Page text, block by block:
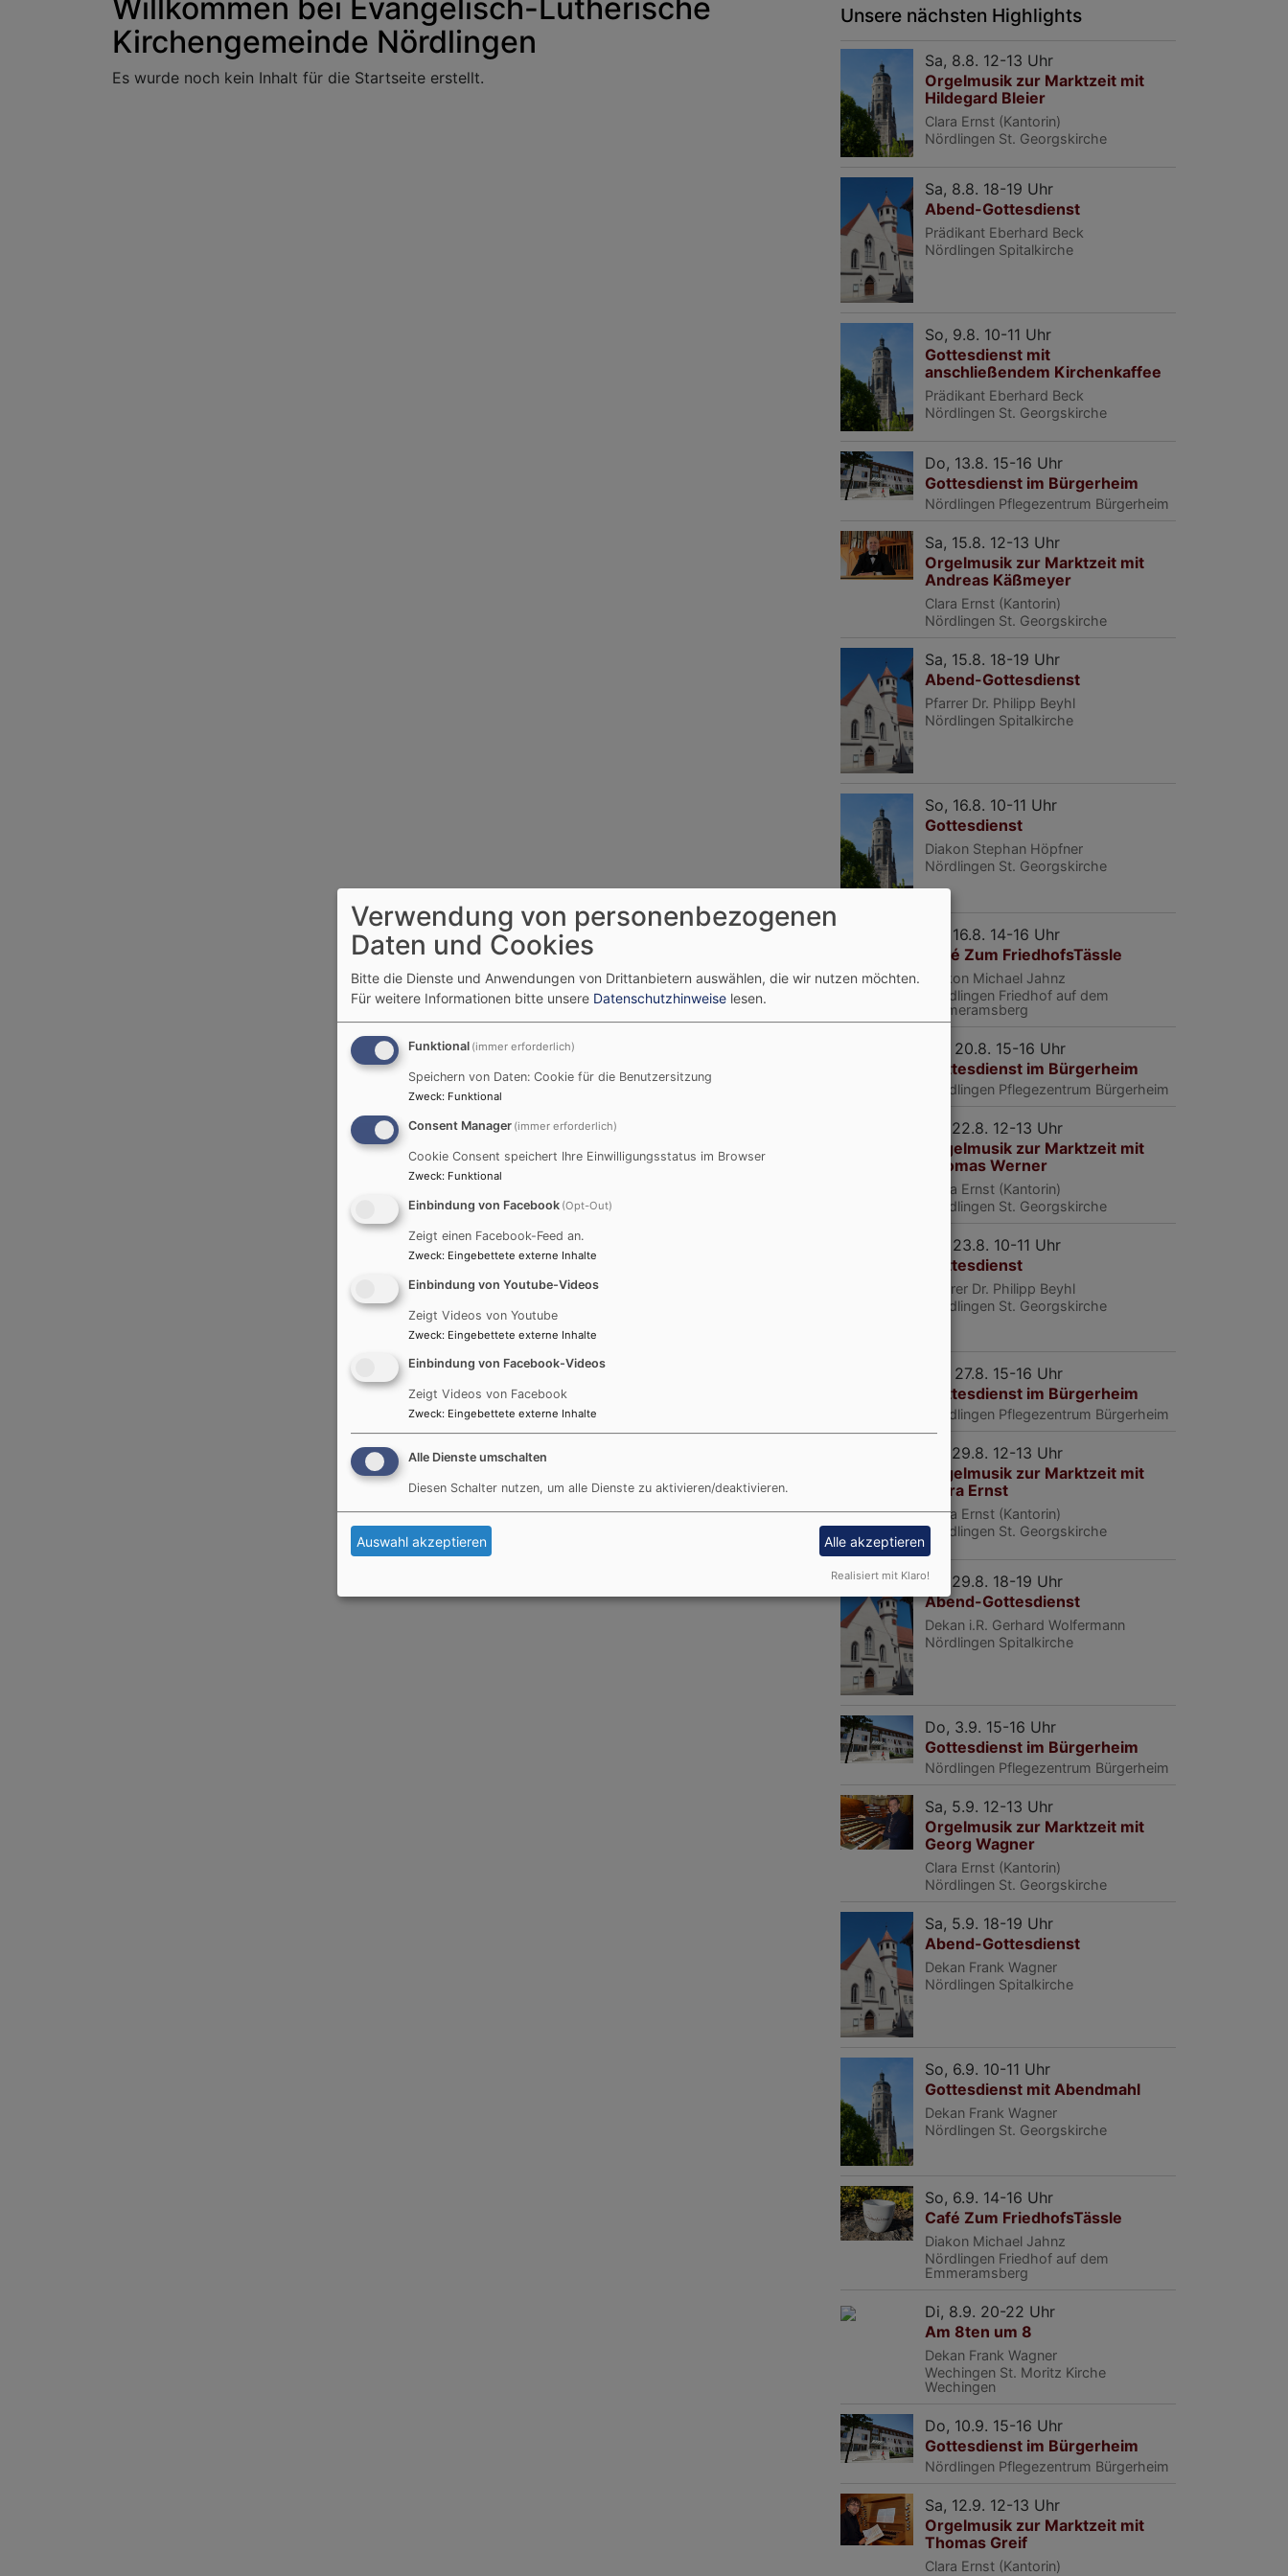
Willkommen bei Evangelisch-Lutherische
Kirchengemeinde Nördlingen
Es wurde noch kein Inhalt für die Startseite erstellt.
Unsere nächsten Highlights
Sa, 8.8. 12-13 Uhr
Orgelmusik zur Marktzeit mit
Hildegard Bleier
Clara Ernst (Kantorin)
Nördlingen St. Georgskirche
Sa, 8.8. 18-19 Uhr
Abend-Gottesdienst
Prädikant Eberhard Beck
Nördlingen Spitalkirche
So, 9.8. 10-11 Uhr
Gottesdienst mit
anschließendem Kirchenkaffee
Prädikant Eberhard Beck
Nördlingen St. Georgskirche
Do, 13.8. 15-16 Uhr
Gottesdienst im Bürgerheim
Nördlingen Pflegezentrum Bürgerheim
Sa, 15.8. 12-13 Uhr
Orgelmusik zur Marktzeit mit
Andreas Käßmeyer
Clara Ernst (Kantorin)
Nördlingen St. Georgskirche
Sa, 15.8. 18-19 Uhr
Abend-Gottesdienst
Pfarrer Dr. Philipp Beyhl
Nördlingen Spitalkirche
So, 16.8. 10-11 Uhr
Gottesdienst
Diakon Stephan Höpfner
Nördlingen St. Georgskirche
So, 16.8. 14-16 Uhr
Café Zum FriedhofsTässle
Diakon Michael Jahnz
Nördlingen Friedhof auf dem
Emmeramsberg
Do, 20.8. 15-16 Uhr
Gottesdienst im Bürgerheim
Nördlingen Pflegezentrum Bürgerheim
Sa, 22.8. 12-13 Uhr
Orgelmusik zur Marktzeit mit
Thomas Werner
Clara Ernst (Kantorin)
Nördlingen St. Georgskirche
So, 23.8. 10-11 Uhr
Gottesdienst
Pfarrer Dr. Philipp Beyhl
Nördlingen St. Georgskirche
Do, 27.8. 15-16 Uhr
Gottesdienst im Bürgerheim
Nördlingen Pflegezentrum Bürgerheim
Sa, 29.8. 12-13 Uhr
Orgelmusik zur Marktzeit mit
Clara Ernst
Clara Ernst (Kantorin)
Nördlingen St. Georgskirche
Sa, 29.8. 18-19 Uhr
Abend-Gottesdienst
Dekan i.R. Gerhard Wolfermann
Nördlingen Spitalkirche
Do, 3.9. 15-16 Uhr
Gottesdienst im Bürgerheim
Nördlingen Pflegezentrum Bürgerheim
Sa, 5.9. 12-13 Uhr
Orgelmusik zur Marktzeit mit
Georg Wagner
Clara Ernst (Kantorin)
Nördlingen St. Georgskirche
Sa, 5.9. 18-19 Uhr
Abend-Gottesdienst
Dekan Frank Wagner
Nördlingen Spitalkirche
So, 6.9. 10-11 Uhr
Gottesdienst mit Abendmahl
Dekan Frank Wagner
Nördlingen St. Georgskirche
So, 6.9. 14-16 Uhr
Café Zum FriedhofsTässle
Diakon Michael Jahnz
Nördlingen Friedhof auf dem
Emmeramsberg
Di, 8.9. 20-22 Uhr
Am 8ten um 8
Dekan Frank Wagner
Wechingen St. Moritz Kirche
Wechingen
Do, 10.9. 15-16 Uhr
Gottesdienst im Bürgerheim
Nördlingen Pflegezentrum Bürgerheim
Sa, 12.9. 12-13 Uhr
Orgelmusik zur Marktzeit mit
Thomas Greif
Clara Ernst (Kantorin)
Verwendung von personenbezogenen
Daten und Cookies
Bitte die Dienste und Anwendungen von Drittanbietern auswählen, die wir nutzen möchten.
Für weitere Informationen bitte unsere Datenschutzhinweise lesen.
Funktional (immer erforderlich)
Speichern von Daten: Cookie für die Benutzersitzung
Zweck: Funktional
Consent Manager (immer erforderlich)
Cookie Consent speichert Ihre Einwilligungsstatus im Browser
Zweck: Funktional
Einbindung von Facebook (Opt-Out)
Zeigt einen Facebook-Feed an.
Zweck: Eingebettete externe Inhalte
Einbindung von Youtube-Videos
Zeigt Videos von Youtube
Zweck: Eingebettete externe Inhalte
Einbindung von Facebook-Videos
Zeigt Videos von Facebook
Zweck: Eingebettete externe Inhalte
Alle Dienste umschalten
Diesen Schalter nutzen, um alle Dienste zu aktivieren/deaktivieren.
Auswahl akzeptieren Alle akzeptieren
Realisiert mit Klaro!